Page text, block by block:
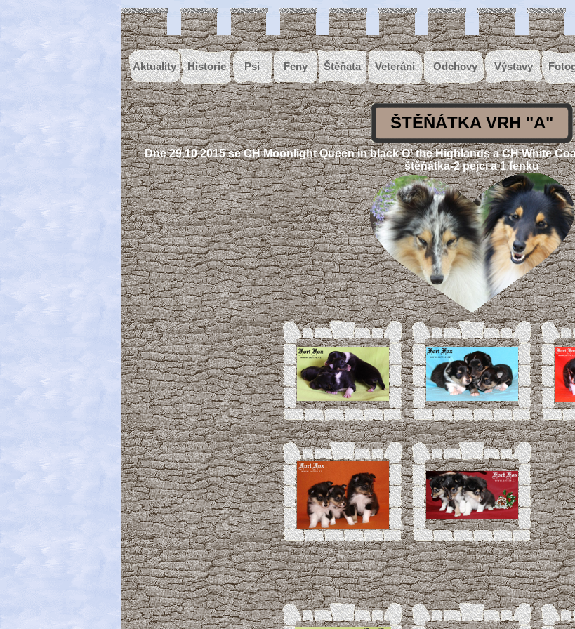
Aktuality Historie Psi Feny Štěňata Veteráni Odchovy Výstavy
ŠTĚŇÁTKA VRH "A"
Dne 29.10.2015 se CH Moonlight Queen in black O' the Highlands a CH White
štěňátka-2 pejci a 1 fenku